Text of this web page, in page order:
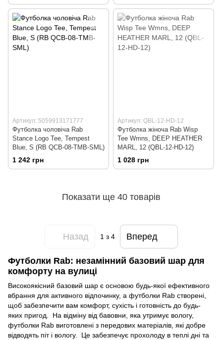
Артикул: 5059913171777
Футболка чоловіча Rab
Stance Logo Tee, Tempest
Blue, S (RB QCB-08-TMB-SML)
1 242 грн
Артикул: QBL-12-HD-12
Футболка жіноча Rab Wisp
Tee Wmns, DEEP HEATHER
MARL, 12 (QBL-12-HD-12)
1 028 грн
Показати ще 40 товарів
Назад 1 з 4 Вперед
Футболки Rab: незамінний базовий шар для
комфорту на вулиці
Високоякісний базовий шар є основою будь-якої ефективного
вбрання для активного відпочинку, а футболки Rab створені,
щоб забезпечити вам комфорт, сухість і готовність до будь-
яких пригод. На відміну від бавовни, яка утримує вологу,
футболки Rab виготовлені з передових матеріалів, які добре
відводять піт і вологу. Це забезпечує прохолоду в теплі дні та